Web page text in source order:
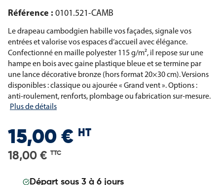
Référence : 0101.521-CAMB
Le drapeau cambodgien habille vos façades, signale vos
entrées et valorise vos espaces d’accueil avec élégance.
Confectionné en maille polyester 115 g/m², il repose sur une
hampe en bois avec gaine plastique bleue et se termine par
une lance décorative bronze (hors format 20×30 cm). Versions
disponibles : classique ou ajourée « Grand vent ». Options :
anti-roulement, renforts, plombage ou fabrication sur-mesure.
Plus de détails
15,00 € HT
18,00 € TTC
Départ sous 3 à 6 jours